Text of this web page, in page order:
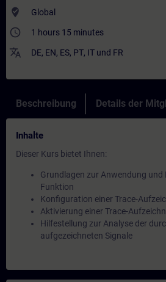
where_to_vote Global
access_time 1 hours 15 minutes
translate DE, EN, ES, PT, IT und FR
Beschreibung Details der
Inhalte
Dieser Kurs bietet Ihnen:
Grundlagen zur Anwendung und
Funktion
Konfiguration einer Trace-
Aktivierung einer Trace-
Hilfestellung zur Analyse der
aufgezeichneten Signale